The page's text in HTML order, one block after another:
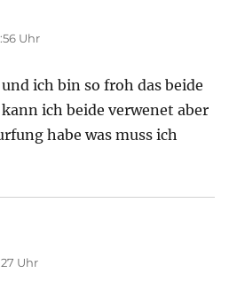
Uhr
ich bin so froh das beide
ich beide verwenet aber
habe was muss ich
Uhr